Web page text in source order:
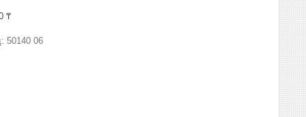
₸
50140 06